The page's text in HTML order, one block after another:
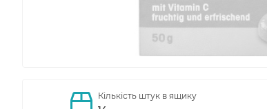
Кількість штук в ящику